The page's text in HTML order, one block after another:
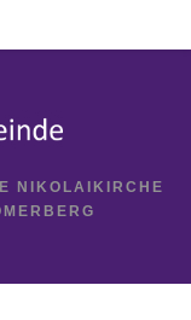
NIKOLAIKIRCHE